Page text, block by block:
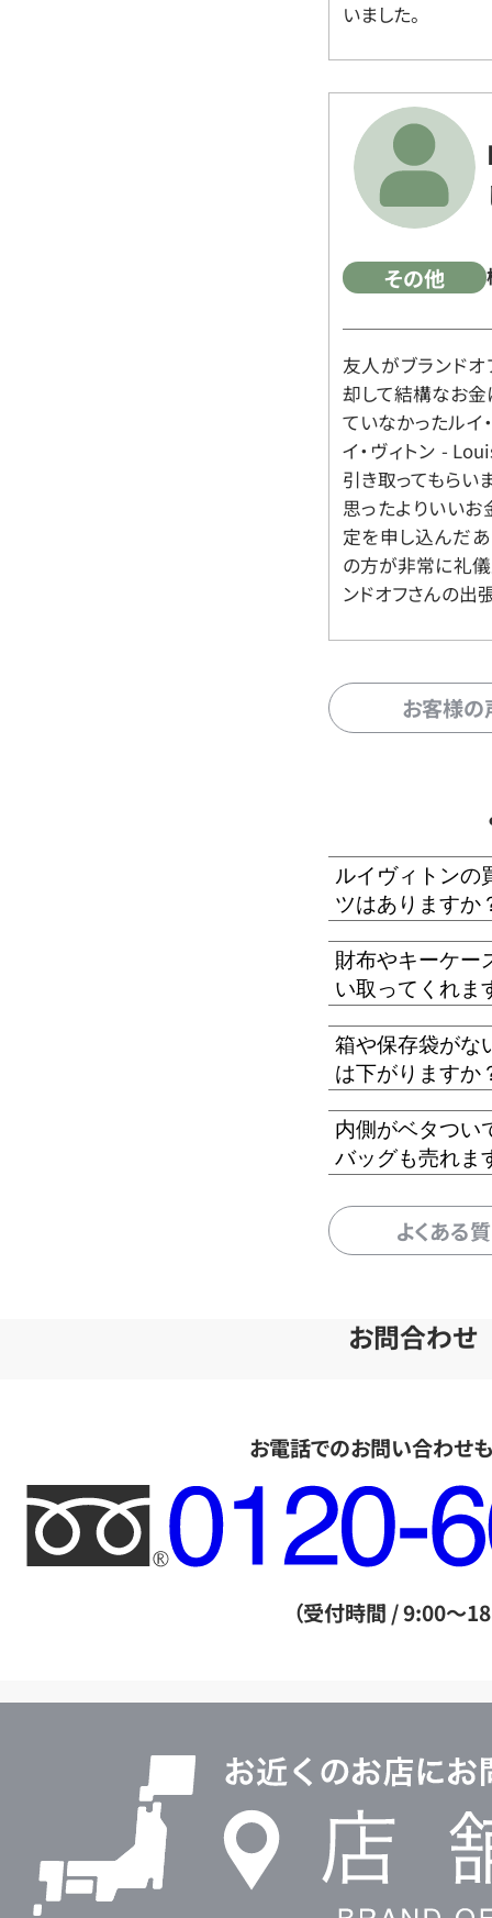
いました。
その他
友人がブランド
却して結構なお金
ていなかったルイ
イ・ヴィトン -
引き取ってもらい
思ったよりいいお
定を申し込んだ
の方が非常に礼儀
ンドオフさんの出
お客様
ルイヴィトンの
ツはありますか
財布やキーケー
い取ってくれま
箱や保存袋がな
は下がりますか
内側がベタつい
バッグも売れま
よくある
お問合わせ
お電話でのお問い合わせ
フ
リ
ー
ル
（受付時間 / 9:00～